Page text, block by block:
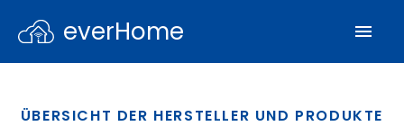
everHome
ÜBERSICHT DER HERSTELLER UND PRODUKTE